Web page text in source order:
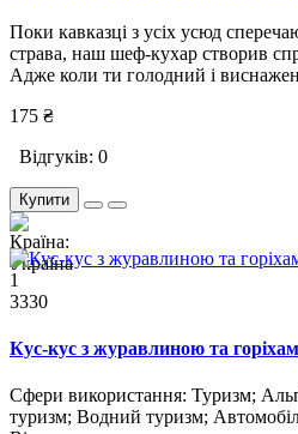
Поки кавказці з усіх усюд
страва, наш шеф-кухар створив
Адже коли ти голодний і
175 ₴
Відгуків: 0
Купити
1
3330
Кус-кус з журавлиною та
Сфери використання: Туризм;
туризм; Водний туризм;